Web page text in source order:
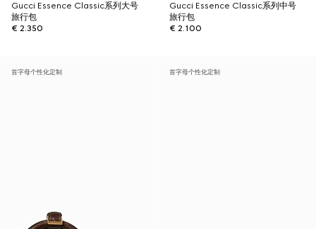
Gucci Essence Classic系列大号
旅行包
€ 2.350
Gucci Essence Classic系列中号
旅行包
€ 2.100
首字母个性化定制 首字母个性化定制